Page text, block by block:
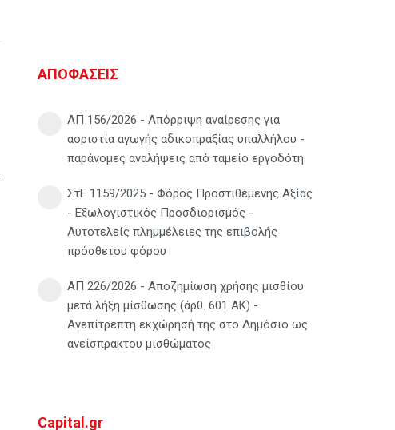
ΑΠΟΦΑΣΕΙΣ
ΑΠ 156/2026 - Απόρριψη αναίρεσης για
αοριστία αγωγής αδικοπραξίας υπαλλήλου -
παράνομες αναλήψεις από ταμείο εργοδότη
ΣτΕ 1159/2025 - Φόρος Προστιθέμενης Αξίας
- Εξωλογιστικός Προσδιορισμός -
Αυτοτελείς πλημμέλειες της επιβολής
πρόσθετου φόρου
ΑΠ 226/2026 - Αποζημίωση χρήσης μισθίου
μετά λήξη μίσθωσης (άρθ. 601 ΑΚ) -
Ανεπίτρεπτη εκχώρησή της στο Δημόσιο ως
ανείσπρακτου μισθώματος
Capital.gr